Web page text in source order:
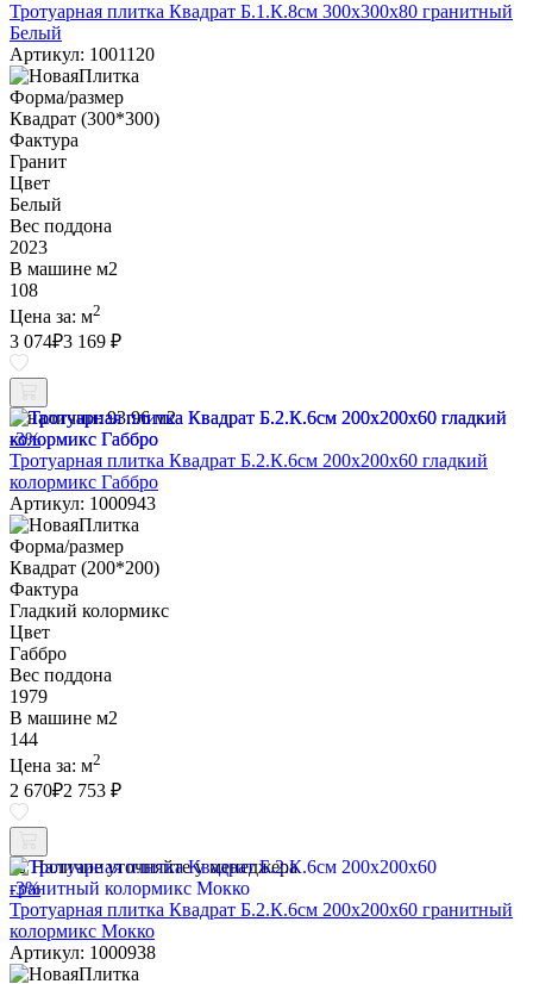
Тротуарная плитка Квадрат Б.1.К.8см 300х300х80 гранитный
Белый
Артикул: 1001120
Форма/размер
Квадрат (300*300)
Фактура
Гранит
Цвет
Белый
Вес поддона
2023
В машине м2
108
Цена за: м2
3 074₽3 169 ₽
В наличии: 93.96 м2
-3%
Тротуарная плитка Квадрат Б.2.К.6см 200х200х60 гладкий
колормикс Габбро
Артикул: 1000943
Форма/размер
Квадрат (200*200)
Фактура
Гладкий колормикс
Цвет
Габбро
Вес поддона
1979
В машине м2
144
Цена за: м2
2 670₽2 753 ₽
Наличие уточняйте у менеджера
-3%
Тротуарная плитка Квадрат Б.2.К.6см 200х200х60 гранитный
колормикс Мокко
Артикул: 1000938